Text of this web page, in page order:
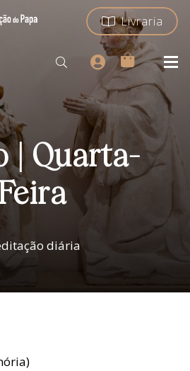
Livraria
| Quarta-
diária